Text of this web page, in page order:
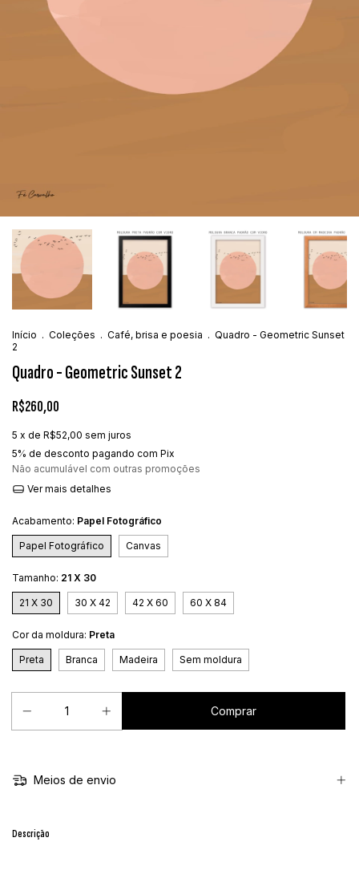
Início . Coleções . Café, brisa e poesia . Quadro - Geometric Sunset
2
Quadro - Geometric Sunset 2
R$260,00
5 x de R$52,00 sem juros
5% de desconto pagando com Pix
Não acumulável com outras promoções
Ver mais detalhes
Acabamento: Papel Fotográfico
Papel Fotográfico Canvas
Tamanho: 21 X 30
21 X 30 30 X 42 42 X 60 60 X 84
Cor da moldura: Preta
Preta Branca Madeira Sem moldura
Meios de envio
Descrição